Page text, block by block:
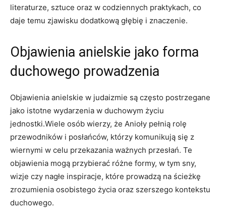
literaturze, sztuce oraz w codziennych praktykach, co
daje temu zjawisku dodatkową głębię i znaczenie.
Objawienia anielskie jako forma
duchowego prowadzenia
Objawienia anielskie w judaizmie są często postrzegane
jako istotne wydarzenia w duchowym życiu
jednostki.Wiele osób wierzy, że Anioły pełnią rolę
przewodników i posłańców, którzy komunikują się z
wiernymi w celu przekazania ważnych przesłań. Te
objawienia mogą przybierać różne formy, w tym sny,
wizje czy nagłe inspiracje, które prowadzą na ścieżkę
zrozumienia osobistego życia oraz szerszego kontekstu
duchowego.